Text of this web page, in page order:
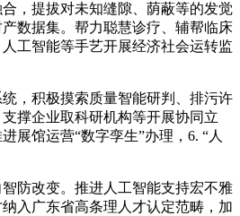
，提拔对未知缝隙、荫蔽等的发觉
数据集。帮力聪慧诊疗、辅帮临床
工智能等手艺开展经济社会运转监
积极摸索质量智能研判、排污许
撑企业取科研机构等开展协同立
展馆运营“数字孪生”办理，6. “人
改变。推进人工智能支持宏不雅
入广东省高条理人才认定范畴，加